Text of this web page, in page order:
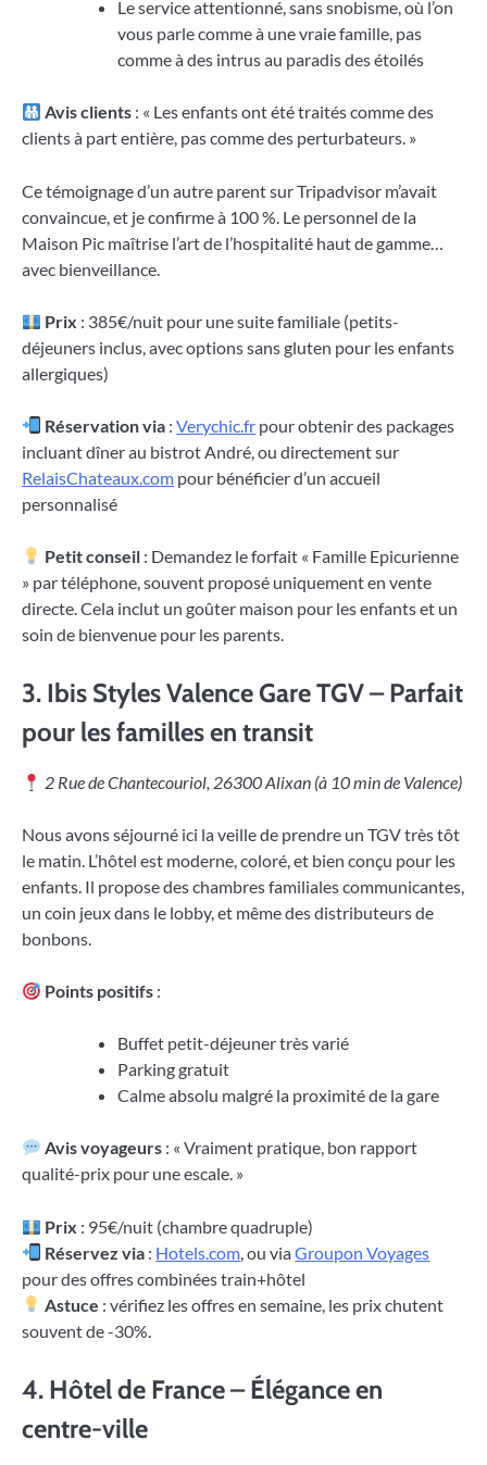
Le service attentionné, sans snobisme, où l’on
vous parle comme à une vraie famille, pas
comme à des intrus au paradis des étoilés
Avis clients : « Les enfants ont été traités comme des
clients à part entière, pas comme des perturbateurs. »
Ce témoignage d’un autre parent sur Tripadvisor m’avait
convaincue, et je confirme à 100 %. Le personnel de la
Maison Pic maîtrise l’art de l’hospitalité haut de gamme…
avec bienveillance.
Prix : 385€/nuit pour une suite familiale (petits-
déjeuners inclus, avec options sans gluten pour les enfants
allergiques)
Réservation via :Verychic.fr pour obtenir des packages
incluant dîner au bistrot André, ou directement sur
RelaisChateaux.com pour bénéficier d’un accueil
personnalisé
Petit conseil : Demandez le forfait « Famille Epicurienne
» par téléphone, souvent proposé uniquement en vente
directe. Cela inclut un goûter maison pour les enfants et un
soin de bienvenue pour les parents.
3. Ibis Styles Valence Gare TGV – Parfait
pour les familles en transit
2 Rue de Chantecouriol, 26300 Alixan (à 10 min de Valence)
Nous avons séjourné ici la veille de prendre un TGV très tôt
le matin. L’hôtel est moderne, coloré, et bien conçu pour les
enfants. Il propose des chambres familiales communicantes,
un coin jeux dans le lobby, et même des distributeurs de
bonbons.
Points positifs :
Buffet petit-déjeuner très varié
Parking gratuit
Calme absolu malgré la proximité de la gare
Avis voyageurs : « Vraiment pratique, bon rapport
qualité-prix pour une escale. »
Prix : 95€/nuit (chambre quadruple)
Réservez via : Hotels.com , ou viaGroupon Voyages
pour des offres combinées train+hôtel
Astuce : vérifiez les offres en semaine, les prix chutent
souvent de -30%.
4. Hôtel de France – Élégance en
centre-ville